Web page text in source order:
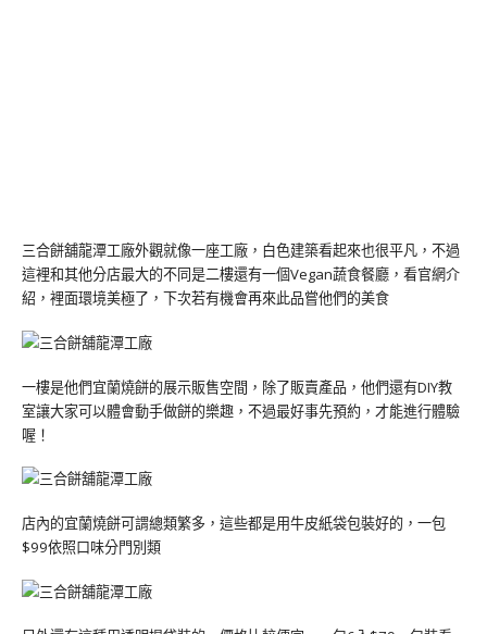
三合餅舖龍潭工廠外觀就像一座工廠，白色建築看起來也很平凡，不過
這裡和其他分店最大的不同是二樓還有一個Vegan蔬食餐廳，看官網介
紹，裡面環境美極了，下次若有機會再來此品嘗他們的美食
一樓是他們宜蘭燒餅的展示販售空間，除了販賣產品，他們還有DIY教
室讓大家可以體會動手做餅的樂趣，不過最好事先預約，才能進行體驗
喔！
店內的宜蘭燒餅可謂總類繁多，這些都是用牛皮紙袋包裝好的，一包
$99依照口味分門別類